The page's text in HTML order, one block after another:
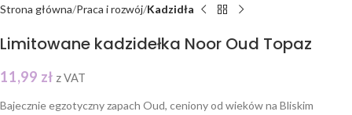
Strona główna Praca i rozwój Kadzidła
Limitowane kadzidełka Noor Oud Topaz
11,99 zł z VAT
Bajecznie egzotyczny zapach Oud, ceniony od wieków na Bliskim